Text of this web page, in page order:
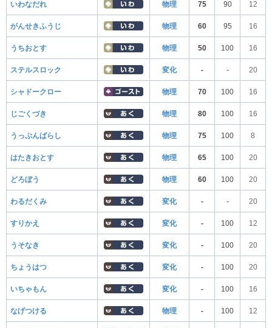
いわなだれ 物理 75 90 12
がんせきふうじ 物理 60 95 16
うちおとす 物理 50 100 16
ステルスロック 変化 - - 20
シャドークロー 物理 70 100 16
じごくづき 物理 80 100 16
うっぷんばらし 物理 75 100 8
はたきおとす 物理 65 100 20
どろぼう 物理 60 100 20
わるだくみ 変化 - - 20
すりかえ 変化 - 100 12
うそなき 変化 - 100 20
ちょうはつ 変化 - 100 20
いちゃもん 変化 - 100 16
なげつける 物理 - 100 12